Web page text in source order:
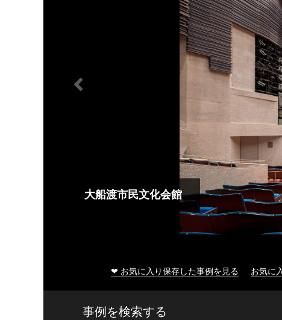
大船渡市民文化会館
❤ お気に入り保存した事例を見る お気に
事例を検索する